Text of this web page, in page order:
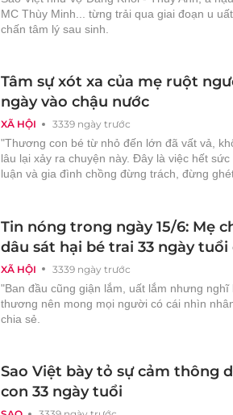
MC Thùy Minh... từng trải qua giai đoạn u
chấn tâm lý sau sinh.
XÃ HỘI 3339 ngày trước
Tâm sự xót xa của mẹ ruột
ngày vào chậu nước
"Thương con bé từ nhỏ đến lớn đã vất vả,
lâu lại xảy ra chuyện này. Đây là việc hết
luận và gia đình chồng đừng trách, đừng
XÃ HỘI 3339 ngày trước
Tin nóng trong ngày 15/6: Mẹ
dâu sát hại bé trai 33 ngày tuổi
"Ban đầu cũng giận lắm, uất lắm nhưng
thương nên mong mọi người có cái nhìn
chia sẻ.
Sao Việt bày tỏ sự cảm thông
con 33 ngày tuổi